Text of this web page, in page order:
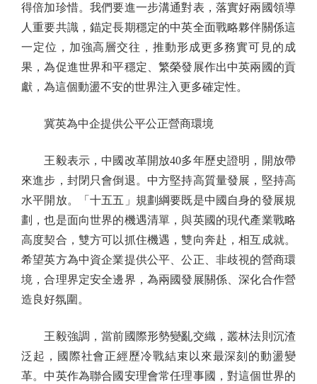
得倍加珍惜。我們要進一步溝通對表，落實好兩國領導
人重要共識，錨定長期穩定的中英全面戰略夥伴關係這
一定位，加強高層交往，推動形成更多務實可見的成
果，為促進世界和平穩定、繁榮發展作出中英兩國的貢
獻，為這個動盪不安的世界注入更多確定性。
冀英為中企提供公平公正營商環境
王毅表示，中國改革開放40多年歷史證明，開放帶
來進步，封閉只會倒退。中方堅持高質量發展，堅持高
水平開放。「十五五」規劃綱要既是中國自身的發展規
劃，也是面向世界的機遇清單，與英國的現代產業戰略
高度契合，雙方可以抓住機遇，雙向奔赴，相互成就。
希望英方為中資企業提供公平、公正、非歧視的營商環
境，合理界定安全邊界，為兩國發展關係、深化合作營
造良好氛圍。
王毅強調，當前國際形勢變亂交織，叢林法則沉渣
泛起，國際社會正經歷冷戰結束以來最深刻的動盪變
革。中英作為聯合國安理會常任理事國，對這個世界的